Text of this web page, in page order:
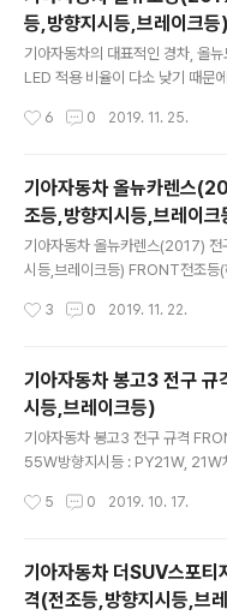
21W 번호판등 : W5W, 5W 실내
TOON, 5W * 출처 : 기아자동차
등,방향지시등,브레이크등)
기아자동차의 대표적인 경차, 올
LED 적용 비율이 다소 낮기 때문
때문에 간단한 작업은 직접해보시
이도가 큰 차량에 비해 어려울 수
의하세요. 기아자동차 올뉴모닝
T 전조등(하향) : H4, 55W 전조
HB3, 60E 전조등(상향) : H4,
OJ타입) : HB3, 60W 방향지시
간주행등, 전구타입) : P2..
6 0 2019. 11. 25.
기아자동차 올뉴카렌스
조등,방향지시등,브레이크
기아자동차 올뉴카렌스(2017) 전
시등,브레이크등) FRONT전조등
5W전조등(상향등) : H7, 55W방
35W방향지시등(차량측면) :
미등(바깥쪽) : P21/5W, 21W/
5W방향지시등(뒤) : PY21W,
6W, 16W번호판등 : W5W, 5W
: W10W, 10W룸 램프 : 10W,
3 0 2019. 11. 22.
기아자동차 봉고3 전구 규
시등,브레이크등)
기아자동차 봉고3 전구 규격
55W방향지시등 : PY21W, 21W
EAR방향지시등 : PY27W, 28W
실내모든 실내등 : FESTOON
W10W, 10W * 출처 : 기아자동차
5 0 2019. 10. 17.
기아자동차 더SUV스포
격(전조등,방향지시등,브